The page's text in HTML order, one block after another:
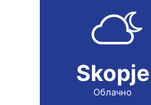
Skopje
Облачно